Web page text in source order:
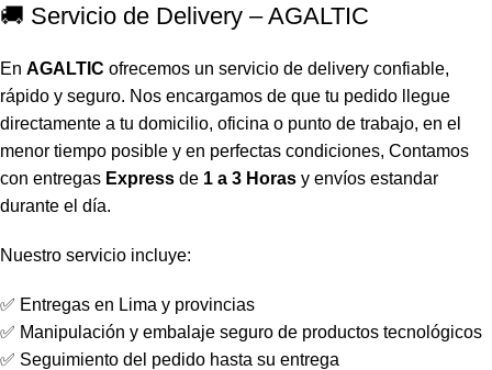
🚚 Servicio de Delivery – AGALTIC
En AGALTIC ofrecemos un servicio de delivery confiable,
rápido y seguro. Nos encargamos de que tu pedido llegue
directamente a tu domicilio, oficina o punto de trabajo, en el
menor tiempo posible y en perfectas condiciones, Contamos
con entregas Express de 1 a 3 Horas y envíos estandar
durante el día.
Nuestro servicio incluye:
✅ Entregas en Lima y provincias
✅ Manipulación y embalaje seguro de productos tecnológicos
✅ Seguimiento del pedido hasta su entrega